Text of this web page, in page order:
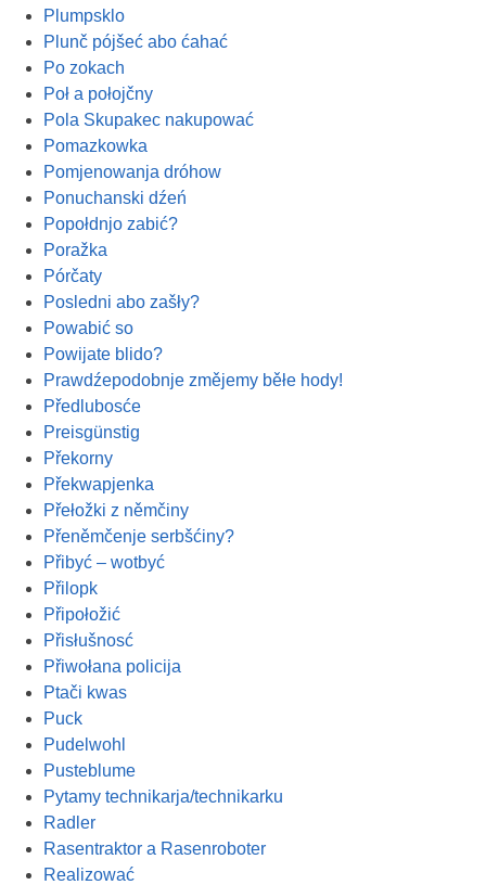
Plumpsklo
Plunč pójšeć abo ćahać
Po zokach
Poł a połojčny
Pola Skupakec nakupować
Pomazkowka
Pomjenowanja dróhow
Ponuchanski dźeń
Popołdnjo zabić?
Poražka
Pórčaty
Posledni abo zašły?
Powabić so
Powijate blido?
Prawdźepodobnje změjemy běłe hody!
Předlubosće
Preisgünstig
Překorny
Překwapjenka
Přełožki z němčiny
Přeněmčenje serbšćiny?
Přibyć – wotbyć
Přilopk
Připołožić
Přisłušnosć
Přiwołana policija
Ptači kwas
Puck
Pudelwohl
Pusteblume
Pytamy technikarja/technikarku
Radler
Rasentraktor a Rasenroboter
Realizować